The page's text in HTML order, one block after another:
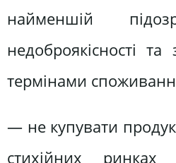
найменшій
недоброякісності
термінами
— не купувати
стихійних